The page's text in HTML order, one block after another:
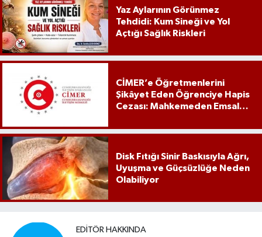
Yaz Aylarının Görünmez
Tehdidi: Kum Sineği ve Yol
Açtığı Sağlık Riskleri
CİMER’e Öğretmenlerini
Şikâyet Eden Öğrenciye Hapis
Cezası: Mahkemeden Emsal
Disk Fıtığı Sinir Baskısıyla Ağrı,
Uyuşma ve Güçsüzlüğe Neden
Olabiliyor
EDITÖR HAKKINDA